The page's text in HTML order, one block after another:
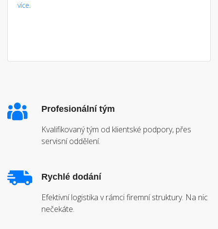
více.
Profesionální tým
Kvalifikovaný tým od klientské podpory, přes
servisní oddělení.
Rychlé dodání
Efektivní logistika v rámci firemní struktury. Na nic
nečekáte.